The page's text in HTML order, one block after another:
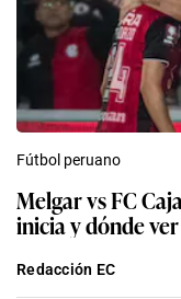
Fútbol peruano
Melgar vs FC
inicia y dónde
Redacción EC